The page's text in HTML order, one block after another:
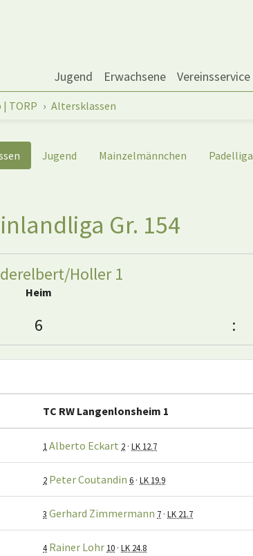
Jugend Erwachsene Vereinsservice
TORP Altersklassen
Jugend Mainzelmännchen Padelliga
Gr. 154
Holler 1
Heim
6 :
TC RW Langenlonsheim 1
1 Alberto Eckart 2 · LK 12.7
2 Peter Coutandin 6 · LK 19.9
3 Gerhard Zimmermann 7 · LK 21.7
4 Rainer Lohr 10 · LK 24.8